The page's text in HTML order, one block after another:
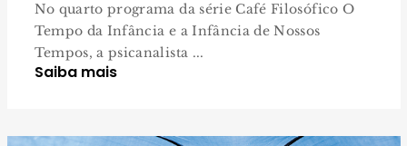
No quarto programa da série Café Filosófico O
Tempo da Infância e a Infância de Nossos
Tempos, a psicanalista ...
Saiba mais